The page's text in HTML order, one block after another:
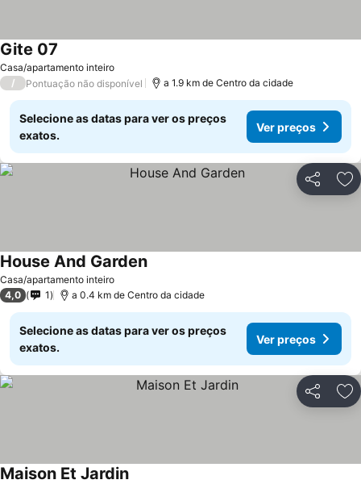
Casa/apartamento inteiro
Gite 07
/ Pontuação não disponível a 1.9 km de Centro da cidade
Selecione as datas para ver os preços
exatos.
Ver preços
Partilhar
Casa/apartamento inteiro
House And Garden
4,0 1 a 0.4 km de Centro da cidade
Selecione as datas para ver os preços
exatos.
Ver preços
Partilhar
Maison Et Jardin